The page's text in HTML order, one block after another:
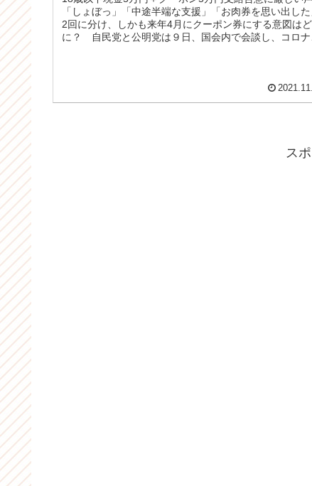
「しょぼっ」「中途半端な支援」「お肉券を思い出した
2回に分け、しかも来年4月にクーポン券にする意図はど
に？ 自民党と公明党は９日、国会内で会談し、コロナ
ス